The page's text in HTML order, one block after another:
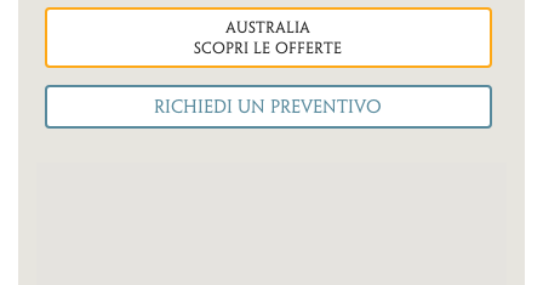
australia
Scopri le OFFERTE